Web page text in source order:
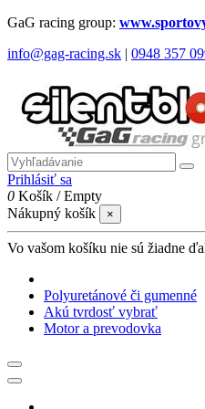
GaG racing group:
info@gag-racing.sk | 0948 357
Prihlásiť sa
0 Košík /Empty
Nákupný košík
×
Vo vašom košíku nie sú žiadne
Polyuretánové či gumenné
Akú tvrdosť vybrať
Motor a prevodovka